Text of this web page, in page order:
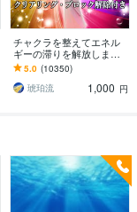
チャクラを整えてエネル
ギーの滞りを解放します 7
割超リピート！人生を変
えたい人のエネルギー調
整
5.0 (10350)
琥珀流
1,000 円